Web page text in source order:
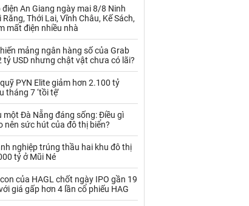
loại khác Mắc ca
Ngũ cốc
- Hạt nhựa
Phân bón
Củ -Quả Sắt thép
hải sản khác Tôm
điện An Giang ngày mai 8/8 Ninh
Răng, Thới Lai, Vĩnh Châu, Kế Sách,
mất điện nhiều nhà
mảng ngân hàng số của Grab
tỷ USD nhưng chật vật chưa có lãi?
PYN Elite giảm hơn 2.100 tỷ
tháng 7 ‘tồi tệ’
một Đà Nẵng đáng sống: Điều gì
nên sức hút của đô thị biển?
nghiệp trúng thầu hai khu đô thị
tỷ ở Mũi Né
của HAGL chốt ngày IPO gần 19
giá gấp hơn 4 lần cổ phiếu HAG